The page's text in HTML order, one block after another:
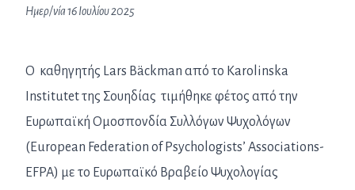
Ημερ/νία16 Ιουλίου 2025
Ο καθηγητής Lars Bäckman από το Karolinska
Institutet της Σουηδίας τιμήθηκε φέτος από την
Ευρωπαϊκή Ομοσπονδία Συλλόγων Ψυχολόγων
(European Federation of Psychologists’ Associations-
EFPA) με το Ευρωπαϊκό Βραβείο Ψυχολογίας